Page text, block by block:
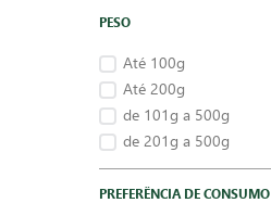
PESO
Até 100g
Até 200g
de 101g a 500g
de 201g a 500g
PREFERÊNCIA DE CONSUMO